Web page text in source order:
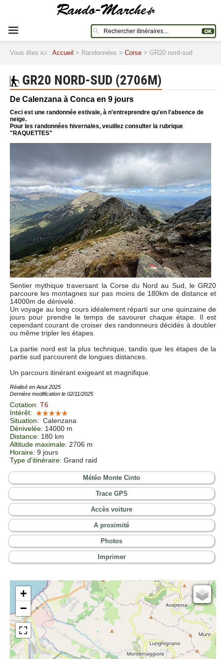
Vous êtes ici : Accueil > Randonnées > Corse > GR20 nord-sud
GR20 NORD-SUD (2706M)
De Calenzana à Conca en 9 jours
Ceci est une randonnée estivale, à n'entreprendre qu'en l'absence de
neige.
Pour les randonnées hivernales, veuillez consulter la rubrique
"RAQUETTES"
Sentier mythique traversant la Corse du Nord au Sud, le GR20
parcoure les montagnes sur pas moins de 180km de distance et
14000m de dénivelé.
Un voyage au long cours idéalement réparti sur une quinzaine de
jours pour prendre le temps de savourer chaque étape. Il est
cependant courant de croiser des randonneurs décidés à doubler
ou même tripler les étapes.
La partie nord est la plus technique, tandis que les étapes de la
partie sud parcourent de longues distances.
Un parcours itinérant exigeant et magnifique.
Réalisé en Aout 2025
Dernière modification le 02/11/2025
Cotation: T6
Intérêt:
Situation: Calenzana
Dénivelée: 14000 m
Distance: 180 km
Altitude maximale: 2706 m
Horaire: 9 jours
Type d'itinéraire: Grand raid
Météo Monte Cinto
Trace GPS
Accès voiture
A proximité
Photos
Imprimer
+
−
Cartes IGN
Open Topo Map
Open Street Map
ESRI Word Imagery
Photographies aériennes